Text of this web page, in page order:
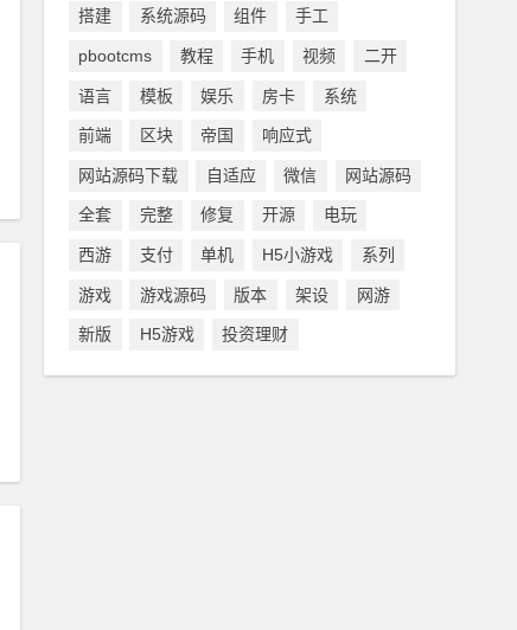
搭建 系统源码 组件 手工
pbootcms 教程 手机 视频 二开
语言 模板 娱乐 房卡 系统
前端 区块 帝国 响应式
网站源码下载 自适应 微信 网站源码
全套 完整 修复 开源 电玩
西游 支付 单机 H5小游戏 系列
游戏 游戏源码 版本 架设 网游
新版 H5游戏 投资理财